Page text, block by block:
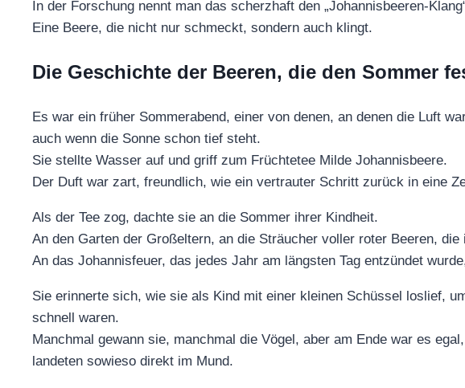
In der Forschung nennt man das scherzhaft den
Eine Beere, die nicht nur schmeckt, sondern auch klingt.
Die Geschichte der Beeren, die den Sommer
Es war ein früher Sommerabend, einer von denen, an denen die Luft
auch wenn die Sonne schon tief steht.
Sie stellte Wasser auf und griff zum Früchtetee Milde Johannisbeere.
Der Duft war zart, freundlich, wie ein vertrauter Schritt zurück in eine
Als der Tee zog, dachte sie an die Sommer ihrer Kindheit.
An den Garten der Großeltern, an die Sträucher voller roter Beeren,
An das Johannisfeuer, das jedes Jahr am längsten Tag entzündet
Sie erinnerte sich, wie sie als Kind mit einer kleinen Schüssel loslief,
schnell waren.
Manchmal gewann sie, manchmal die Vögel, aber am Ende war es
landeten sowieso direkt im Mund.